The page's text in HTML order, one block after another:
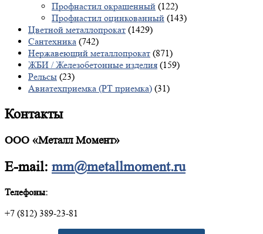
Профнастил окрашенный (122)
Профнастил оцинкованный (143)
Цветной металлопрокат (1429)
Сантехника (742)
Нержавеющий металлопрокат (871)
ЖБИ / Железобетонные изделия (159)
Рельсы (23)
Авиатехприемка (РТ приемка) (31)
Контакты
ООО «Металл Момент»
E-mail: mm@metallmoment.ru
Телефоны:
+7 (812) 389-23-81